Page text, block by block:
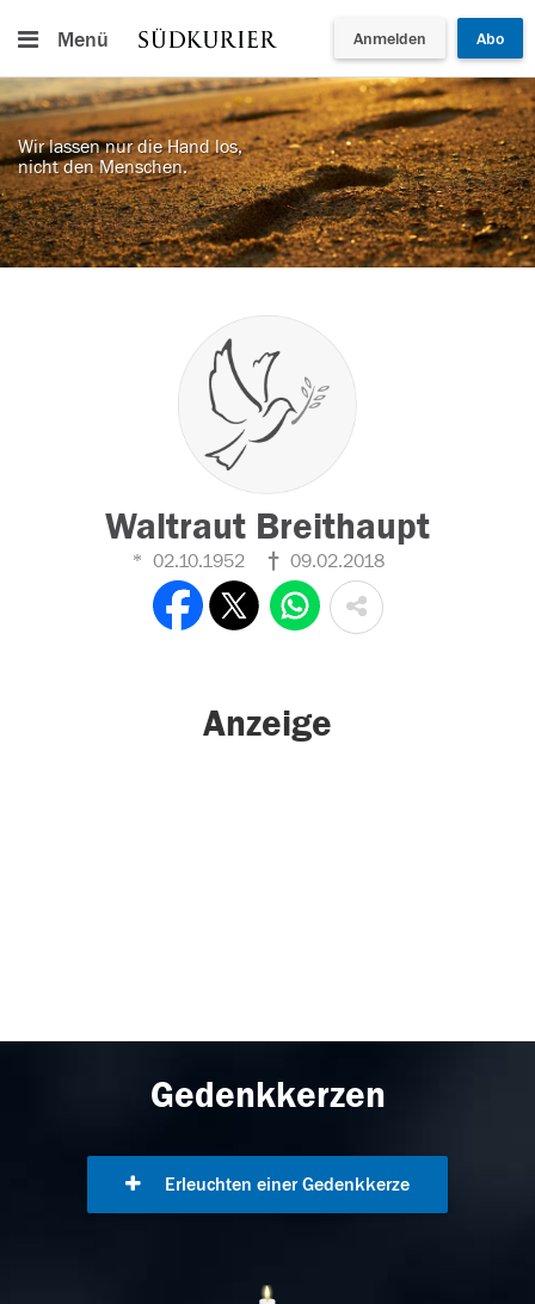
Menü Anmelden Abo
Wir lassen nur die Hand los,
nicht den Menschen.
Waltraut Breithaupt
02.10.1952 09.02.2018
Anzeige
Gedenkkerzen
Erleuchten einer Gedenkkerze